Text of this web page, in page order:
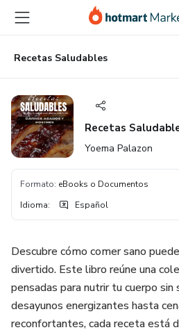
principal
página
de
página
Recetas Saludables
Recetas
Yoema Palazon
Formato: eBooks o Documentos
Idioma: Español
Descubre cómo comer sano
divertido. Este libro reúne una
pensadas para nutrir tu cuerpo
desayunos energizantes hasta
reconfortantes, cada receta está